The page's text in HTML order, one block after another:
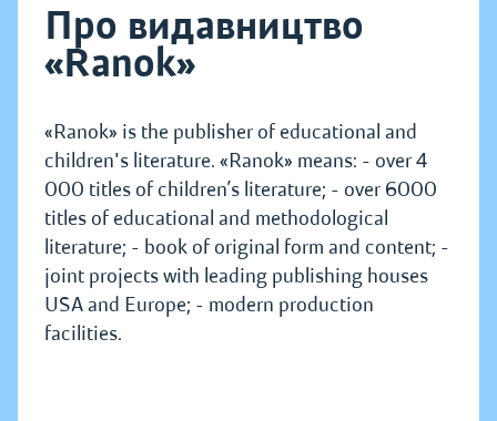
Про видавництво
«Ranok»
«Ranok» is the publisher of educational and
children's literature. «Ranok» means: - over 4
000 titles of children’s literature; - over 6000
titles of educational and methodological
literature; - book of original form and content; -
joint projects with leading publishing houses
USA and Europe; - modern production
facilities.